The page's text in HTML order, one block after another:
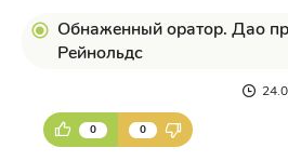
Обнаженный оратор. Дао
Рейнольдс
0 0